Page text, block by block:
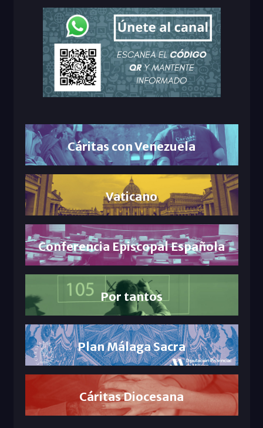
Cáritas con Venezuela
Vaticano
Conferencia Episcopal Española
Por tantos
Plan Málaga Sacra
Cáritas Diocesana